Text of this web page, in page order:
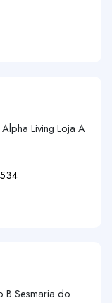
Living Loja A
B Sesmaria do